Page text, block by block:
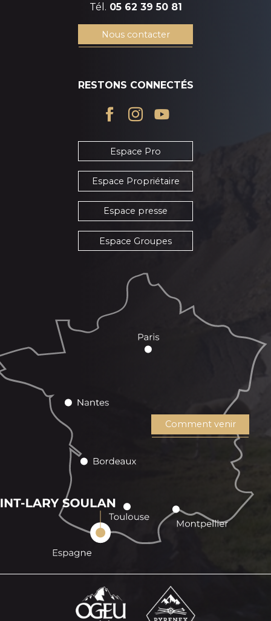
Tél. 05 62 39 50 81
Nous contacter
RESTONS CONNECTÉS
Espace Pro
Espace Propriétaire
Espace presse
Espace Groupes
Comment venir